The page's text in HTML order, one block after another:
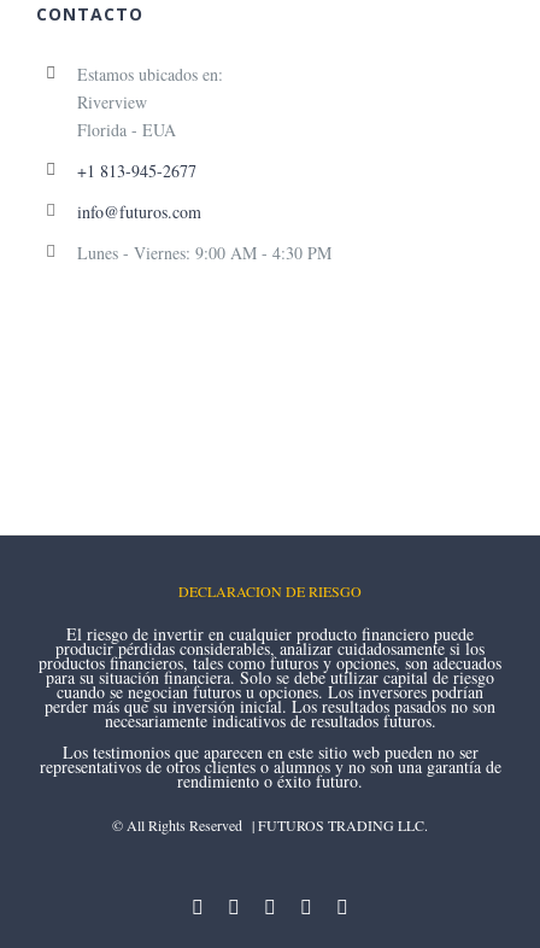
CONTACTO
Estamos ubicados en:
Riverview
Florida - EUA
+1 813-945-2677
info@futuros.com
Lunes - Viernes: 9:00 AM - 4:30 PM
DECLARACION DE RIESGO
El riesgo de invertir en cualquier producto financiero puede
producir pérdidas considerables, analizar cuidadosamente si los
productos financieros, tales como futuros y opciones, son adecuados
para su situación financiera. Solo se debe utilizar capital de riesgo
cuando se negocian futuros u opciones. Los inversores podrían
perder más que su inversión inicial. Los resultados pasados no son
necesariamente indicativos de resultados futuros.
Los testimonios que aparecen en este sitio web pueden no ser
representativos de otros clientes o alumnos y no son una garantía de
rendimiento o éxito futuro.
© All Rights Reserved | FUTUROS TRADING LLC.
instagram
youtubefacebook
twitter